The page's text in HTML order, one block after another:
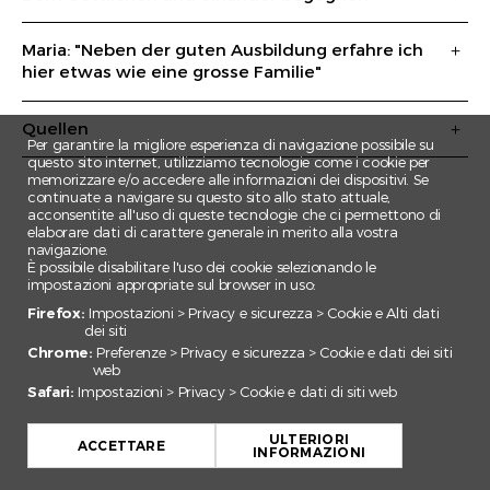
+
Maria: "Neben der guten Ausbildung erfahre ich
hier etwas wie eine grosse Familie"
Quellen
Per garantire la migliore esperienza di navigazione possibile su
questo sito internet, utilizziamo tecnologie come i cookie per
memorizzare e/o accedere alle informazioni dei dispositivi. Se
continuate a navigare su questo sito allo stato attuale,
acconsentite all'uso di queste tecnologie che ci permettono di
elaborare dati di carattere generale in merito alla vostra
navigazione.
È possibile disabilitare l'uso dei cookie selezionando le
impostazioni appropriate sul browser in uso:
Firefox: Impostazioni > Privacy e sicurezza > Cookie e Alti dati
dei siti
Chrome: Preferenze > Privacy e sicurezza > Cookie e dati dei siti
web
Safari: Impostazioni > Privacy > Cookie e dati di siti web
ACCETTARE ULTERIORI
INFORMAZIONI